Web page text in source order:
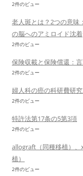
2件のビュー
老人斑とは？2つの意味
の脳へのアミロイド沈着
2件のビュー
保険収載と保険償還：
2件のビュー
婦人科の癌の科研費研
2件のビュー
特許法第17条の5第3項
2件のビュー
allograft（同種移植）
植）
2件のビュー